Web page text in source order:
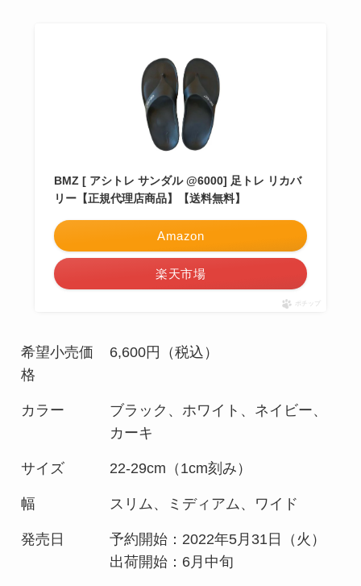
BMZ [ アシトレ サンダル @6000] 足トレ リカバ
リー【正規代理店商品】【送料無料】
Amazon
楽天市場
ポチップ
希望小売価
格
6,600円（税込）
カラー
ブラック、ホワイト、ネイビー、
カーキ
サイズ 22-29cm（1cm刻み）
幅 スリム、ミディアム、ワイド
発売日
予約開始：2022年5月31日（火）
出荷開始：6月中旬